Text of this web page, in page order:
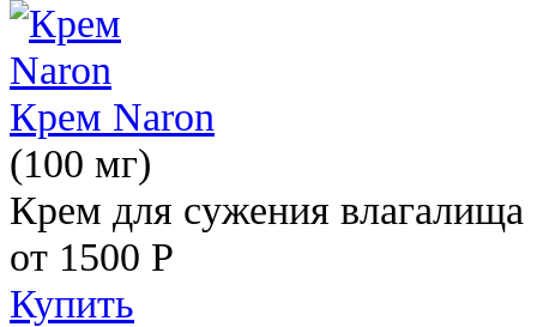
Крем Naron
(100 мг)
Крем для сужения влагалища
от 1500 Р
Купить